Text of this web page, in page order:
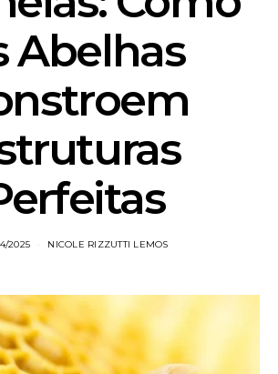
Abelhas
2025 NICOLE RIZZUTTI LEMOS